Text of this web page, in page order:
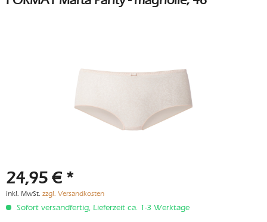
24,95 € *
inkl. MwSt. zzgl. Versandkosten
Sofort versandfertig, Lieferzeit ca. 1-3 Werktage